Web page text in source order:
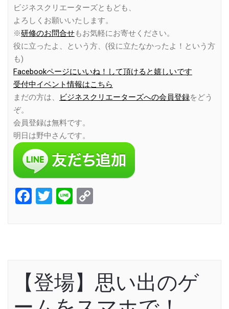
ビジネスクリエーターズともども、
よろしくお願いいたします。
※研修のお問合せもお気軽にお寄せください。
役に立ったよ、という方、(役に立たなかったよ！という方
も)
Facebookページにいいね！して頂けると嬉しいです
受付中イベント情報はこちら
まだの方は、
ビジネスクリエーターズへの会員登録をどう
ぞ。
会員登録は無料です。
明日は野中さんです。
Facebook
Twitter
Line
【登場】思い出のゲ